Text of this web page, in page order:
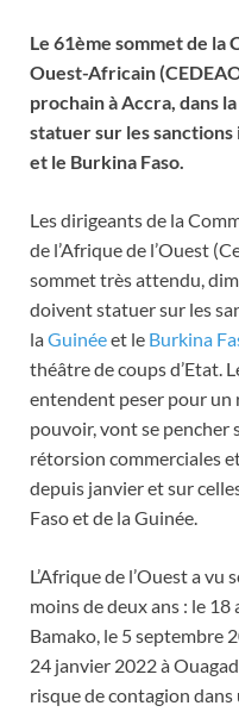
Le 61ème sommet de la
Ouest-Africain
prochain à Accra, dans
statuer sur les sanctions
et le Burkina Faso.
Les dirigeants de la
de l’Afrique de l’Ouest
sommet très attendu,
doivent statuer sur les
laGuinéeet le Burkina
théâtre de coups d’Etat.
entendent peser pour un
pouvoir, vont se pencher
rétorsion commerciales
depuis janvier et sur
Faso et de la Guinée.
L’Afrique de l’Ouest a vu
moins de deux ans : le
Bamako, le 5 septembre
24 janvier 2022 à
risque de contagion